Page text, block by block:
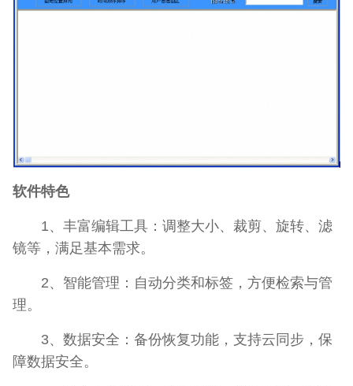
软件特色
1、丰富编辑工具：调整大小、裁剪、旋转、滤
镜等，满足基本需求。
2、智能管理：自动分类和标签，方便检索与管
理。
3、数据安全：备份恢复功能，支持云同步，保
障数据安全。